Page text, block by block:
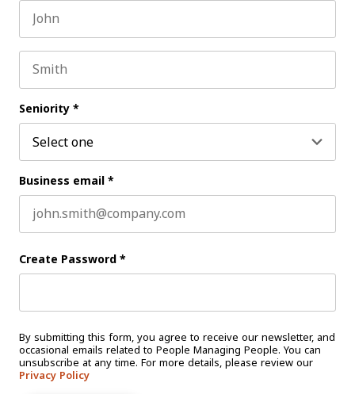
Seniority *
Business email *
Create Password *
By submitting this form, you agree to receive our newsletter, and
occasional emails related to People Managing People. You can
unsubscribe at any time. For more details, please review our
Privacy Policy